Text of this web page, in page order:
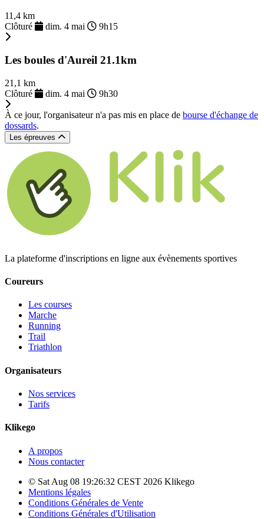
11,4 km
Clôturé
dim. 4 mai 9h15
Les boules d'Aureil 21.1km
21,1 km
Clôturé
dim. 4 mai 9h30
À ce jour, l'organisateur n'a pas mis en place de bourse d'échange de
dossards.
Les épreuves
La plateforme d'inscriptions en ligne aux évènements sportives
Coureurs
Les courses
Marche
Running
Trail
Triathlon
Organisateurs
Nos services
Tarifs
Klikego
A propos
Nous contacter
© Sat Aug 08 19:26:32 CEST 2026 Klikego
Mentions légales
Conditions Générales de Vente
Conditions Générales d'Utilisation